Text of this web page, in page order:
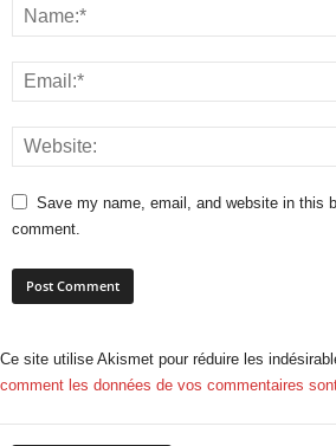
Save my name, email, and website in this
comment.
Ce site utilise Akismet pour réduire les
comment les données de vos commentaires